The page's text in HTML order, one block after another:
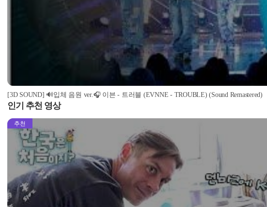
[3D SOUND] 🔊입체 음원 ver.🎧 이븐 - 트러블 (EVNNE - TROUBLE) (Sound Remastered)
인기 추천 영상
추천